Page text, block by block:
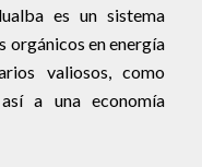
es un sistema
orgánicos en energía
valiosos, como
a una economía